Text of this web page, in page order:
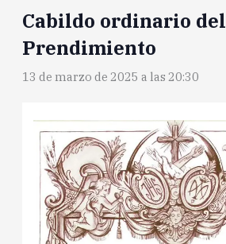
Cabildo ordinario del
Prendimiento
13 de marzo de 2025 a las 20:30